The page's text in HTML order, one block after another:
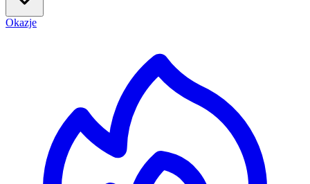
Okazje